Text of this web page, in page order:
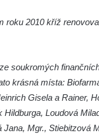
2010 kříž
soukromých
krásná místa:
Gisela a Rainer,
Loudová
Mgr., Stiebitzová